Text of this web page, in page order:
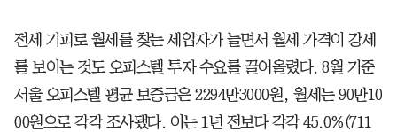
전세 기피로 월세를 찾는 세입자가 늘면서 월세 가격이 강세
를 보이는 것도 오피스텔 투자 수요를 끌어올렸다. 8월 기준
서울 오피스텔 평균 보증금은 2294만3000원, 월세는 90만10
00원으로 각각 조사됐다. 이는 1년 전보다 각각 45.0%(711